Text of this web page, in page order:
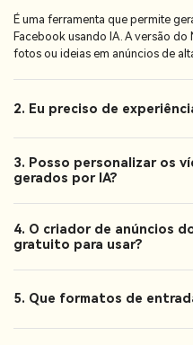
É uma ferramenta que permite
Facebook usando IA. A versão
fotos ou ideias em anúncios de
2. Eu preciso de
3. Posso personalizar os
gerados por IA?
4. O criador de anúncios
gratuito para usar?
5. Que formatos de